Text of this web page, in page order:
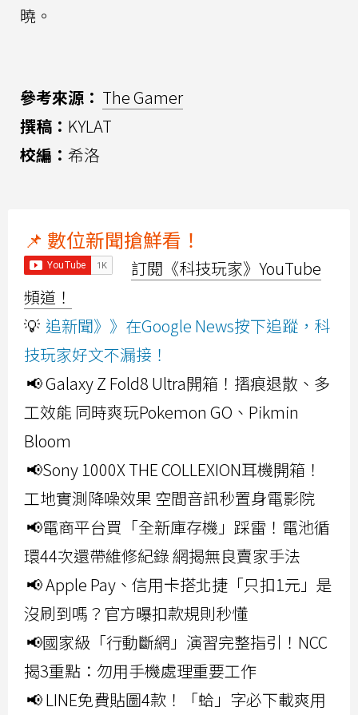
曉。
參考來源： The Gamer
撰稿： KYLAT
校編： 希洛
📌 數位新聞搶鮮看！
訂閱《科技玩家》YouTube
頻道！
💡 追新聞》》在Google News按下追蹤，科
技玩家好文不漏接！
📢 Galaxy Z Fold8 Ultra開箱！摺痕退散、多
工效能 同時爽玩Pokemon GO、Pikmin
Bloom
📢Sony 1000X THE COLLEXION耳機開箱！
工地實測降噪效果 空間音訊秒置身電影院
📢電商平台買「全新庫存機」踩雷！電池循
環44次還帶維修紀錄 網揭無良賣家手法
📢 Apple Pay、信用卡搭北捷「只扣1元」是
沒刷到嗎？官方曝扣款規則秒懂
📢國家級「行動斷網」演習完整指引！NCC
揭3重點：勿用手機處理重要工作
📢 LINE免費貼圖4款！「蛤」字必下載爽用